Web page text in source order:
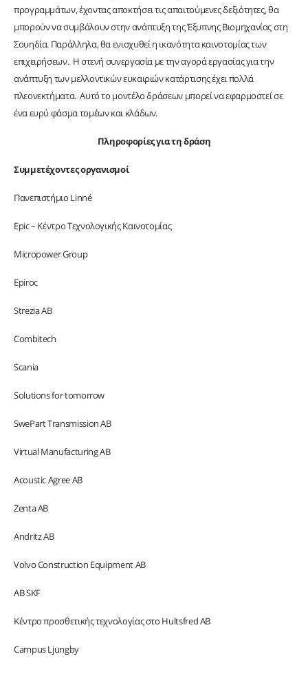
προγραμμάτων, έχοντας αποκτήσει τις απαιτούμενες δεξιότητες, θα
μπορούν να συμβάλουν στην ανάπτυξη της Έξυπνης Βιομηχανίας στη
Σουηδία. Παράλληλα, θα ενισχυθεί η ικανότητα καινοτομίας των
επιχειρήσεων. Η στενή συνεργασία με την αγορά εργασίας για την
ανάπτυξη των μελλοντικών ευκαιριών κατάρτισης έχει πολλά
πλεονεκτήματα. Αυτό το μοντέλο δράσεων μπορεί να εφαρμοστεί σε
ένα ευρύ φάσμα τομέων και κλάδων.
Πληροφορίες για τη δράση
Συμμετέχοντες οργανισμοί
Πανεπιστήμιο Linné
Epic – Κέντρο Τεχνολογικής Καινοτομίας
Micropower Group
Epiroc
Strezia AB
Combitech
Scania
Solutions for tomorrow
SwePart Transmission AB
Virtual Manufacturing AB
Acoustic Agree AB
Zenta AB
Andritz AB
Volvo Construction Equipment AB
AB SKF
Κέντρο προσθετικής τεχνολογίας στο Hultsfred AB
Campus Ljungby